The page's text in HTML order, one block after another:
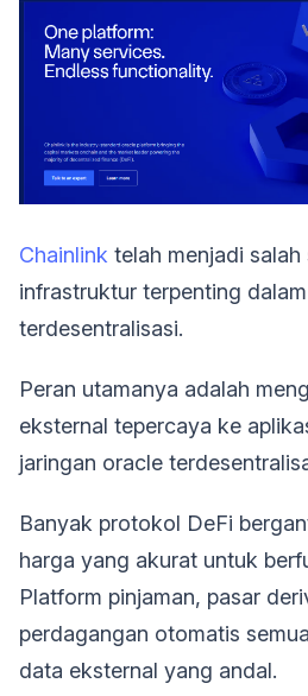
Chainlink telah menjadi
infrastruktur terpenting
terdesentralisasi.
Peran utamanya adalah
eksternal tepercaya ke
jaringan oracle
Banyak protokol DeFi
harga yang akurat untuk
Platform pinjaman, pasar
perdagangan otomatis
data eksternal yang andal.